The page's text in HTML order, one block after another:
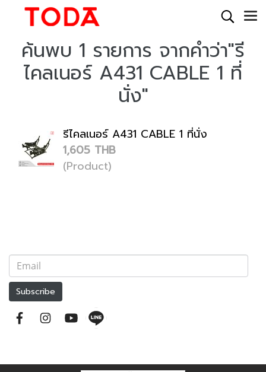
ค้นพบ 1 รายการ จากคำว่า"รี
ไคลเนอร์ A431 CABLE 1 ที่
นั่ง"
รีไคลเนอร์ A431 CABLE 1 ที่นั่ง
1,605 THB
(Product)
Subscribe